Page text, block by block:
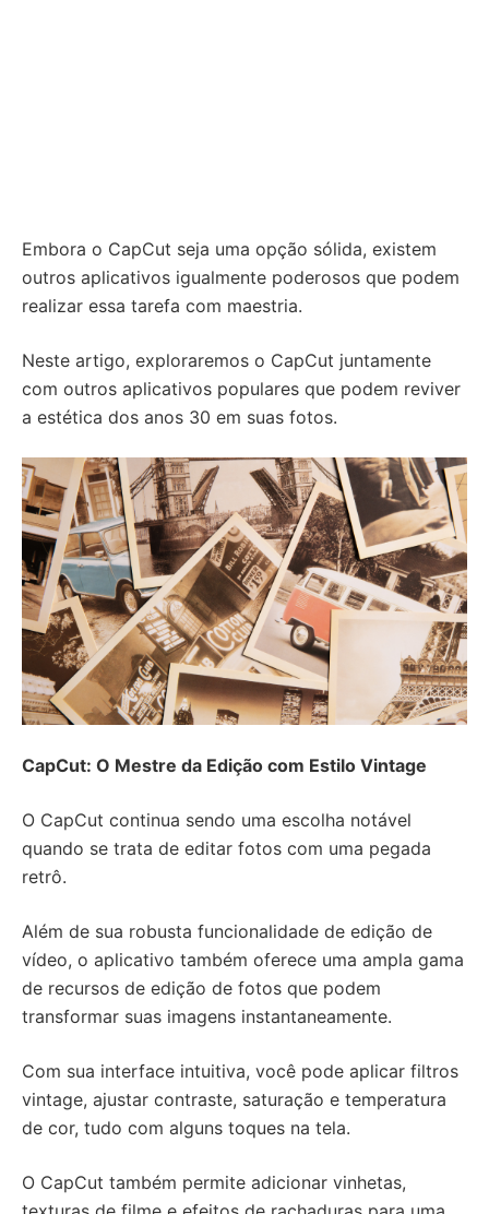
Embora o CapCut seja uma opção sólida, existem
outros aplicativos igualmente poderosos que podem
realizar essa tarefa com maestria.
Neste artigo, exploraremos o CapCut juntamente
com outros aplicativos populares que podem reviver
a estética dos anos 30 em suas fotos.
CapCut: O Mestre da Edição com Estilo Vintage
O CapCut continua sendo uma escolha notável
quando se trata de editar fotos com uma pegada
retrô.
Além de sua robusta funcionalidade de edição de
vídeo, o aplicativo também oferece uma ampla gama
de recursos de edição de fotos que podem
transformar suas imagens instantaneamente.
Com sua interface intuitiva, você pode aplicar filtros
vintage, ajustar contraste, saturação e temperatura
de cor, tudo com alguns toques na tela.
O CapCut também permite adicionar vinhetas,